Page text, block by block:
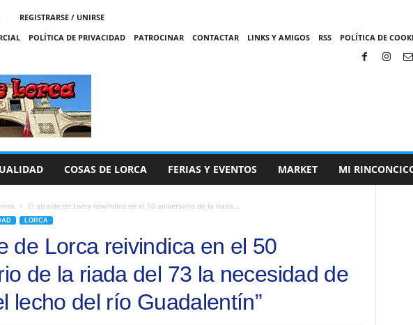
REGISTRARSE / UNIRSE
POLÍTICA DE PRIVACIDAD PATROCINAR CONTACTAR LINKS Y AMIGOS RSS POLÍTICA DE
COSAS DE LORCA FERIAS Y EVENTOS MARKET MI
El alcalde de Lorca reivindica en el 50 aniversario de la riada...
LORCA
de Lorca reivindica en el 50
de la riada del 73 la necesidad de
lecho del río Guadalentín”